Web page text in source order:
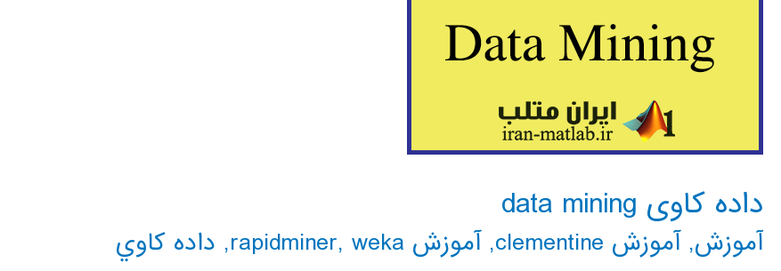
داده کاوی data mining
آموزش,آموزش clementine ,آموزش rapidminer , weka
, داده كاوي